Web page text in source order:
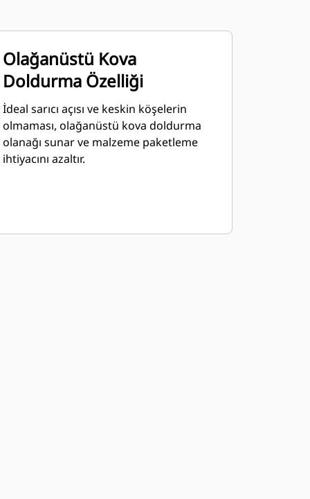
Olağanüstü Kova
Doldurma Özelliği
İdeal sarıcı açısı ve keskin köşelerin
olmaması, olağanüstü kova doldurma
olanağı sunar ve malzeme paketleme
ihtiyacını azaltır.